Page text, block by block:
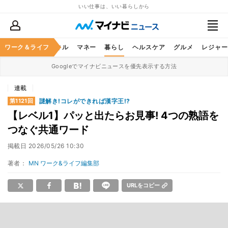
いい仕事は、いい暮らしから
ワーク＆ライフ
ア ビジネススキル マネー 暮らし ヘルスケア グルメ レジャー
Googleでマイナビニュースを優先表示する方法
連載
第1121回 謎解き!コレができれば漢字王!?
【レベル1】パッと出たらお見事! 4つの熟語を
つなぐ共通ワード
掲載日 2026/05/26 10:30
著者： MN ワーク&ライフ編集部
URLをコピー